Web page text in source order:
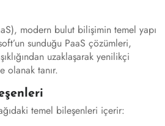
modern bulut bilişimin temel yapı
sunduğu PaaS çözümleri,
uzaklaşarak yenilikçi
olanak tanır.
temel bileşenleri içerir: